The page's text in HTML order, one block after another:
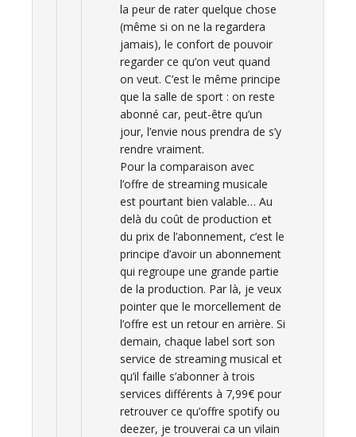
la peur de rater quelque chose
(même si on ne la regardera
jamais), le confort de pouvoir
regarder ce qu’on veut quand
on veut. C’est le même principe
que la salle de sport : on reste
abonné car, peut-être qu’un
jour, l’envie nous prendra de s’y
rendre vraiment.
Pour la comparaison avec
l’offre de streaming musicale
est pourtant bien valable… Au
delà du coût de production et
du prix de l’abonnement, c’est le
principe d’avoir un abonnement
qui regroupe une grande partie
de la production. Par là, je veux
pointer que le morcellement de
l’offre est un retour en arrière. Si
demain, chaque label sort son
service de streaming musical et
qu’il faille s’abonner à trois
services différents à 7,99€ pour
retrouver ce qu’offre spotify ou
deezer, je trouverai ca un vilain